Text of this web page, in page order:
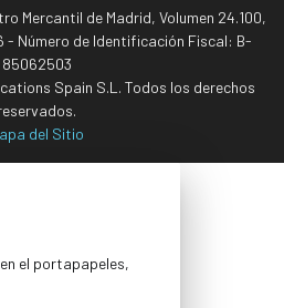
Mercantil de Madrid, Volumen 24.100,
- Número de Identificación Fiscal: B-
85062503
Spain S.L. Todos los derechos
del Sitio
el portapapeles,